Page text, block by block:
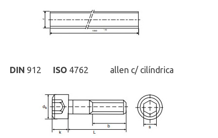
DIN 912 ISO 4762 allen c/ cilíndrica